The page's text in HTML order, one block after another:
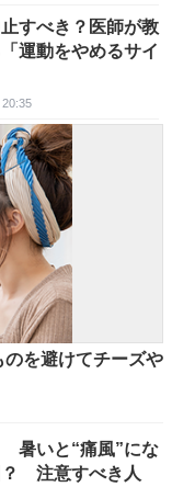
すべき？医師が教
運動をやめるサイ
を避けてチーズや
暑いと“痛風”にな
？ 注意すべき人